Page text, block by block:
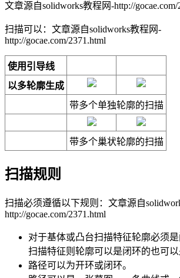
文章源自solidworks教程网-http://gocae.com/
扫描可以： 文章源自solidworks教程网-
http://gocae.com/2371.html
使用引导线
以多轮廓生成
带多个单独轮廓的扫描
带多个巢状轮廓的扫描
扫描规则
扫描必须遵循以下规则： 文章源自
http://gocae.com/2371.html
对于基体或凸台扫描特征轮廓必须
扫描特征则轮廓可以是闭环的也可以
路径可以为开环或闭环。